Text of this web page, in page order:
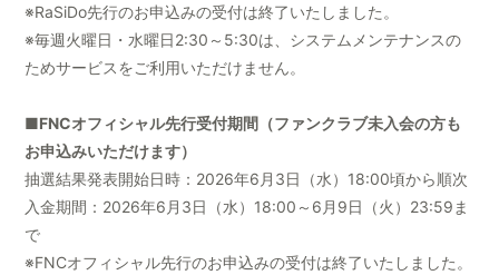
※RaSiDo先行のお申込みの受付は終了いたしました。
※毎週火曜日・水曜日2:30～5:30は、システムメンテナンスの
ためサービスをご利用いただけません。
■FNCオフィシャル先行受付期間（ファンクラブ未入会の方も
お申込みいただけます）
抽選結果発表開始日時：2026年6月3日（水）18:00頃から順次
入金期間：2026年6月3日（水）18:00～6月9日（火）23:59ま
で
※FNCオフィシャル先行のお申込みの受付は終了いたしました。